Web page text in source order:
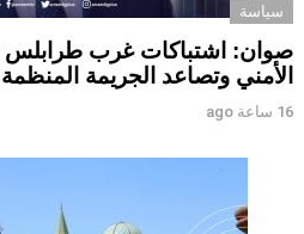
سياسة
صوان: اشتباكات غرب طرابلس
الأمني وتصاعد الجريمة المنظمة
16 ساعة ago